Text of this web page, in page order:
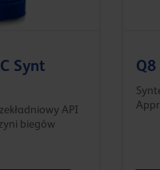
Synt
API
biegów